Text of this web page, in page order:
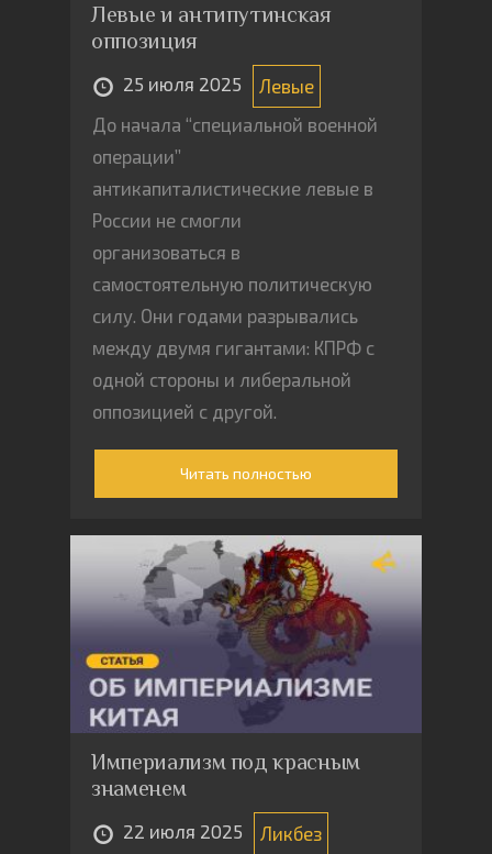
Левые и антипутинская
оппозиция
25 июля 2025
Левые
До начала “специальной военной
операции”
антикапиталистические левые в
России не смогли
организоваться в
самостоятельную политическую
силу. Они годами разрывались
между двумя гигантами: КПРФ с
одной стороны и либеральной
оппозицией с другой.
Читать полностью
Империализм под красным
знаменем
22 июля 2025 Ликбез